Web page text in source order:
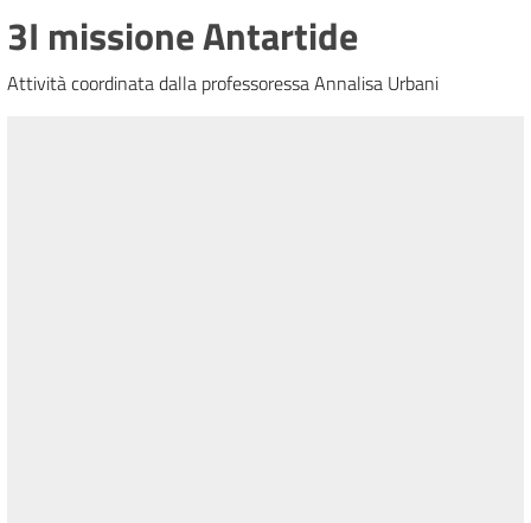
3I missione Antartide
Attività coordinata dalla professoressa Annalisa Urbani